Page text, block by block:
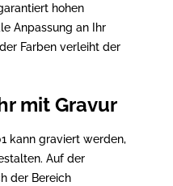
hohen
Anpassung an Ihr
Farben verleiht der
mit Gravur
kann graviert werden,
Auf der
der Bereich